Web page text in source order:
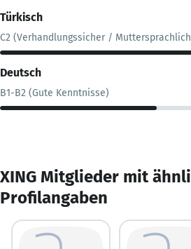
Türkisch
C2 (Verhandlungssicher /
Deutsch
B1-B2 (Gute Kenntnisse)
XING Mitglieder mit
Profilangaben